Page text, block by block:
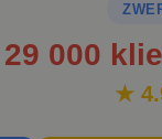
29 000
★